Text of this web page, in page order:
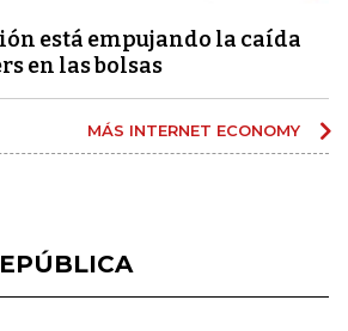
está empujando la caída
en las bolsas
MÁS INTERNET ECONOMY